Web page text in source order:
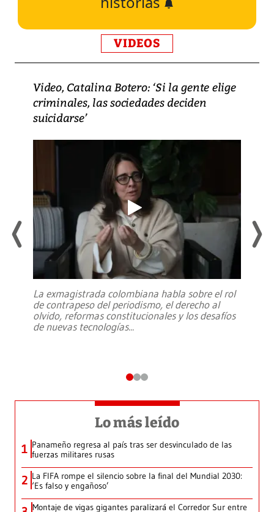
VIDEOS
Video, Catalina Botero: ‘Si la gente elige
criminales, las sociedades deciden
suicidarse’
La exmagistrada colombiana habla sobre el rol
de contrapeso del periodismo, el derecho al
olvido, reformas constitucionales y los desafíos
de nuevas tecnologías...
Lo más leído
1 Panameño regresa al país tras ser desvinculado de las
fuerzas militares rusas
2 La FIFA rompe el silencio sobre la final del Mundial 2030:
‘Es falso y engañoso’
Montaje de vigas gigantes paralizará el Corredor Sur entre